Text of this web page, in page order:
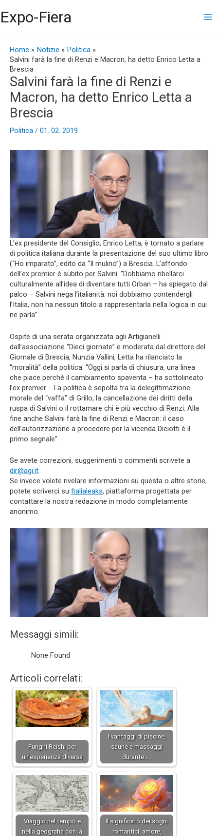
al
contenuto
Expo-Fiera
Home Notizie
Politica
Salvini farà la fine di Renzi e Macron, ha detto Enrico Letta a
Brescia
Salvini farà la fine di Renzi e
Macron, ha detto Enrico Letta a
Brescia
Politica / 01. 02. 2019
L’ex presidente del Consiglio, Enrico Letta, è tornato a parlare
di politica italiana durante la presentazione del suo ultimo libro
(“Ho imparato”, edito da “Il mulino”) a Brescia. L’affondo
dell’ex premier è subito per Salvini. “Dobbiamo ribellarci
culturalmente all’idea di diventare tutti Orban – ha spiegato dal
palco – Salvini nega l’italianità: noi dobbiamo contendergli
l’Italia, non ha nessun titolo a rappresentarla nella logica in cui
ne parla”.
Ospite di una serata organizzata agli Artigianelli
dall’associazione “Dieci giornate” e moderata dal direttore del
Giornale di Brescia, Nunzia Vallini, Letta ha rilanciato la
“moralità” della politica: “Oggi si parla di chiusura, una linea
che piace perché il cambiamento spaventa – ha sottolineato
l’ex premier -. La politica è sepolta tra la delegittimazione
morale del “vaffa” di Grillo, la cancellazione dei diritti della
ruspa di Salvini o il rottamare chi è più vecchio di Renzi. Alla
fine anche Salvini farà la fine di Renzi e Macron: il caso
dell’autorizzazione a procedere per la vicenda Diciotti è il
primo segnale”.
Se avete correzioni, suggerimenti o commenti scrivete a
dir@agi.it.
Se invece volete rivelare informazioni su questa o altre storie,
potete scriverci su Italialeaks, piattaforma progettata per
contattare la nostra redazione in modo completamente
anonimo.
Messaggi simili:
None Found
Articoli correlati:
Funghi Reishi per
un'esperienza diversa
I vantaggi di piscine,
saune e massaggi
durante i…
Viaggio nel tempo e
nella geografia con la
Il significato dei sogni
romantici: amore,
articoli